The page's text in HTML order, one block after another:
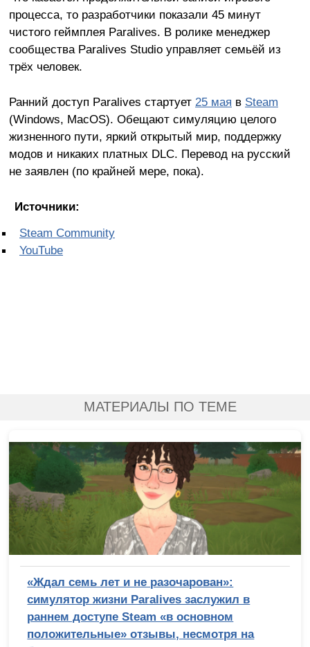
процесса, то разработчики показали 45 минут
чистого геймплея Paralives. В ролике менеджер
сообщества Paralives Studio управляет семьёй из
трёх человек.
Ранний доступ Paralives стартует 25 мая в Steam
(Windows, MacOS). Обещают симуляцию целого
жизненного пути, яркий открытый мир, поддержку
модов и никаких платных DLC. Перевод на русский
не заявлен (по крайней мере, пока).
Источники:
Steam Community
YouTube
МАТЕРИАЛЫ ПО ТЕМЕ
«Ждал семь лет и не разочарован»:
симулятор жизни Paralives заслужил в
раннем доступе Steam «в основном
положительные» отзывы, несмотря на